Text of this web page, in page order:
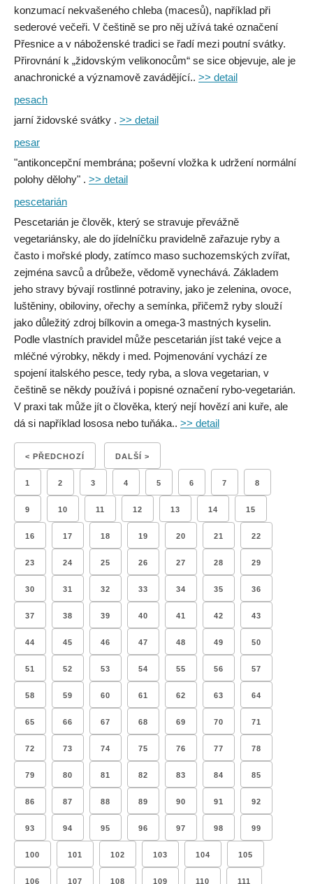
konzumací nekvašeného chleba (macesů), například při
sederové večeři. V češtině se pro něj užívá také označení
Přesnice a v náboženské tradici se řadí mezi poutní svátky.
Přirovnání k „židovským velikonocům“ se sice objevuje, ale je
anachronické a významově zavádějící.. >> detail
pesach
jarní židovské svátky . >> detail
pesar
"antikoncepční membrána; poševní vložka k udržení normální
polohy dělohy" . >> detail
pescetarián
Pescetarián je člověk, který se stravuje převážně
vegetariánsky, ale do jídelníčku pravidelně zařazuje ryby a
často i mořské plody, zatímco maso suchozemských zvířat,
zejména savců a drůbeže, vědomě vynechává. Základem
jeho stravy bývají rostlinné potraviny, jako je zelenina, ovoce,
luštěniny, obiloviny, ořechy a semínka, přičemž ryby slouží
jako důležitý zdroj bílkovin a omega-3 mastných kyselin.
Podle vlastních pravidel může pescetarián jíst také vejce a
mléčné výrobky, někdy i med. Pojmenování vychází ze
spojení italského pesce, tedy ryba, a slova vegetarian, v
češtině se někdy používá i popisné označení rybo-vegetarián.
V praxi tak může jít o člověka, který nejí hovězí ani kuře, ale
dá si například lososa nebo tuňáka.. >> detail
< PŘEDCHOZÍ DALŠÍ >
1 2 3 4 5 6 7 8
9 10 11 12 13 14 15
16 17 18 19 20 21 22
23 24 25 26 27 28 29
30 31 32 33 34 35 36
37 38 39 40 41 42 43
44 45 46 47 48 49 50
51 52 53 54 55 56 57
58 59 60 61 62 63 64
65 66 67 68 69 70 71
72 73 74 75 76 77 78
79 80 81 82 83 84 85
86 87 88 89 90 91 92
93 94 95 96 97 98 99
100 101 102 103 104 105
106 107 108 109 110 111